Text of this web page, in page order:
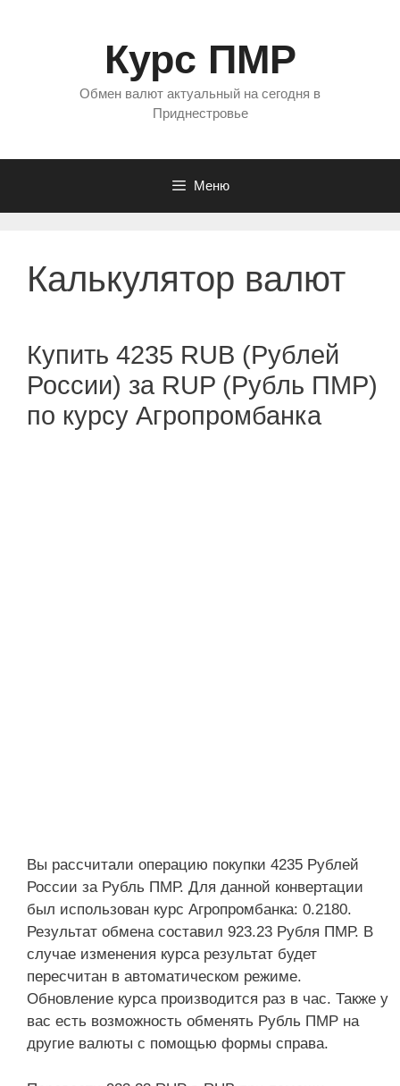
Курс ПМР
Обмен валют актуальный на сегодня в
Приднестровье
Меню
Калькулятор валют
Купить 4235 RUB (Рублей
России) за RUP (Рубль ПМР)
по курсу Агропромбанка
Вы рассчитали операцию покупки 4235 Рублей
России за Рубль ПМР. Для данной конвертации
был использован курс Агропромбанка: 0.2180.
Результат обмена составил 923.23 Рубля ПМР. В
случае изменения курса результат будет
пересчитан в автоматическом режиме.
Обновление курса производится раз в час. Также у
вас есть возможность обменять Рубль ПМР на
другие валюты с помощью формы справа.